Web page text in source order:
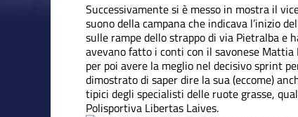
Successivamente si è messo in mostra il
suono della campana che indicava l’inizio
sulle rampe dello strappo di via Pietralba e
avevano fatto i conti con il savonese
per poi avere la meglio nel decisivo sprint
dimostrato di saper dire la sua (eccome)
tipici degli specialisti delle ruote grasse,
Polisportiva Libertas Laives.